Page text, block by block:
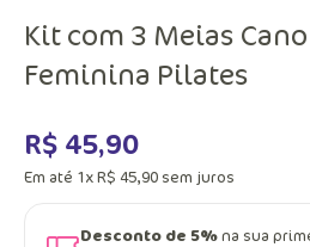
Kit com 3 Meias
Feminina Pilates
R$ 45,90
Em até 1xR$ 45,90 sem juros
Desconto de 5%na sua